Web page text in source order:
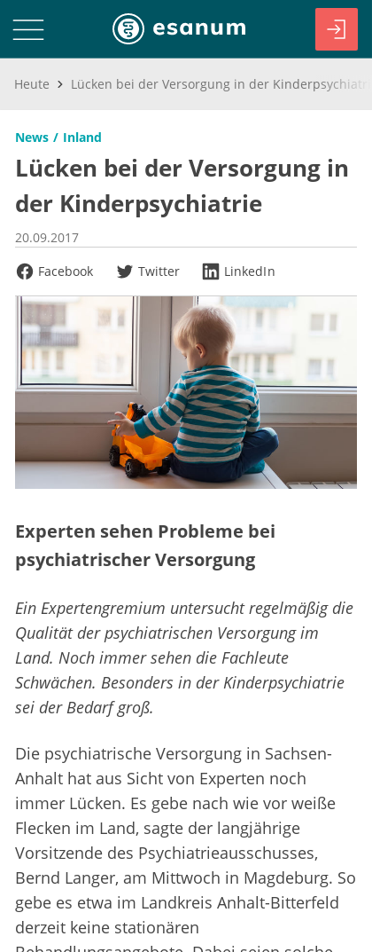
Heute Lücken bei der Versorgung in der Kinderpsychiatrie
News Inland
Lücken bei der Versorgung in
der Kinderpsychiatrie
20.09.2017
Facebook
Twitter LinkedIn
Experten sehen Probleme bei
psychiatrischer Versorgung
Ein Expertengremium untersucht regelmäßig die
Qualität der psychiatrischen Versorgung im
Land. Noch immer sehen die Fachleute
Schwächen. Besonders in der Kinderpsychiatrie
sei der Bedarf groß.
Die psychiatrische Versorgung in Sachsen-
Anhalt hat aus Sicht von Experten noch
immer Lücken. Es gebe nach wie vor weiße
Flecken im Land, sagte der langjährige
Vorsitzende des Psychiatrieausschusses,
Bernd Langer, am Mittwoch in Magdeburg. So
gebe es etwa im Landkreis Anhalt-Bitterfeld
derzeit keine stationären